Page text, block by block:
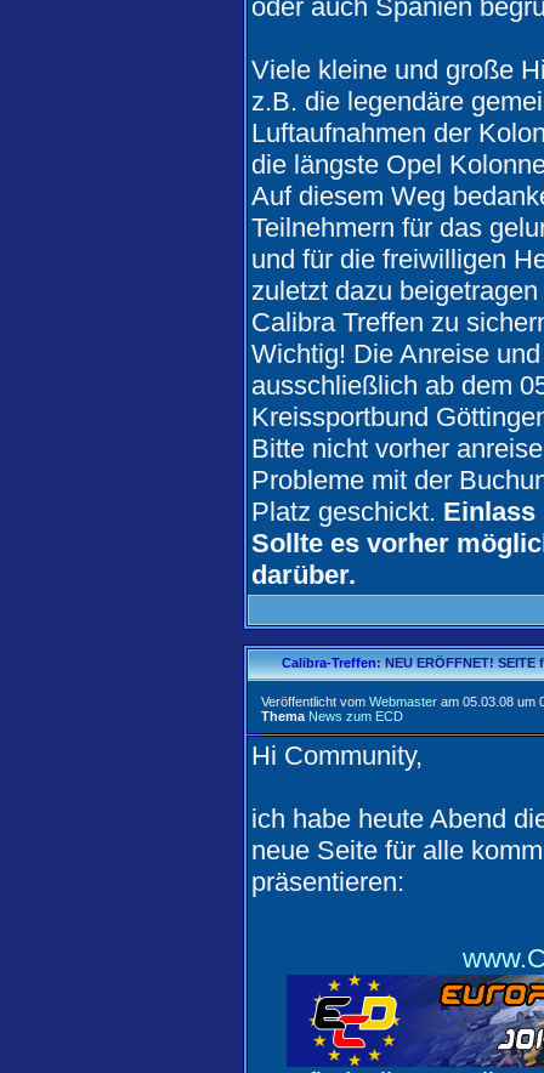
oder auch Spanien
Viele kleine und große
z.B. die legendäre
Luftaufnahmen der
die längste Opel
Auf diesem Weg
Teilnehmern für das
und für die freiwilligen
zuletzt dazu
Calibra Treffen zu
Wichtig! Die Anreise
ausschließlich ab dem
Kreissportbund
Bitte nicht vorher
Probleme mit der
Platz geschickt. Einlass
Sollte es vorher
darüber.
Calibra-Treffen: NEU ERÖFFNET!
Veröffentlicht vom Webmaster am 05.03.08 um
Thema News zum ECD
Hi Community,
ich habe heute Abend
neue Seite für alle
präsentieren: